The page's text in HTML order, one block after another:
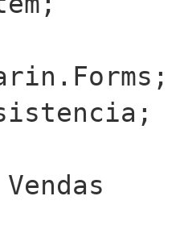
Vendas